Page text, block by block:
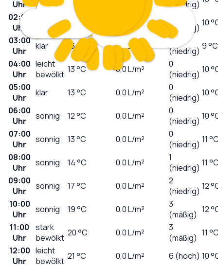
Uhr (niedrig)
02:00
Uhr
bewölkt
14 °C L/m²
(niedrig) 10
03:00
Uhr
klar 13°C 0,0L/m²
0
(niedrig) 9 °C
04:00
Uhr
leicht
bewölkt 13°C 0,0L/m²
0
(niedrig) 10
05:00
Uhr
klar 13°C 0,0L/m²
0
(niedrig) 10
06:00
Uhr
sonnig 12°C 0,0L/m²
0
(niedrig) 10
07:00
Uhr
sonnig 13°C 0,0L/m²
0
(niedrig) 11
08:00
Uhr
sonnig 14°C 0,0L/m²
1
(niedrig) 11
09:00
Uhr
sonnig 17°C 0,0L/m²
2
(niedrig) 12
10:00
Uhr
sonnig 19°C 0,0L/m²
3
(mäßig) 12
11:00
Uhr
stark
bewölkt 20°C 0,0L/m²
3
(mäßig) 11
12:00
Uhr
leicht
bewölkt 21 °C 0,0L/m² 6 (hoch) 10